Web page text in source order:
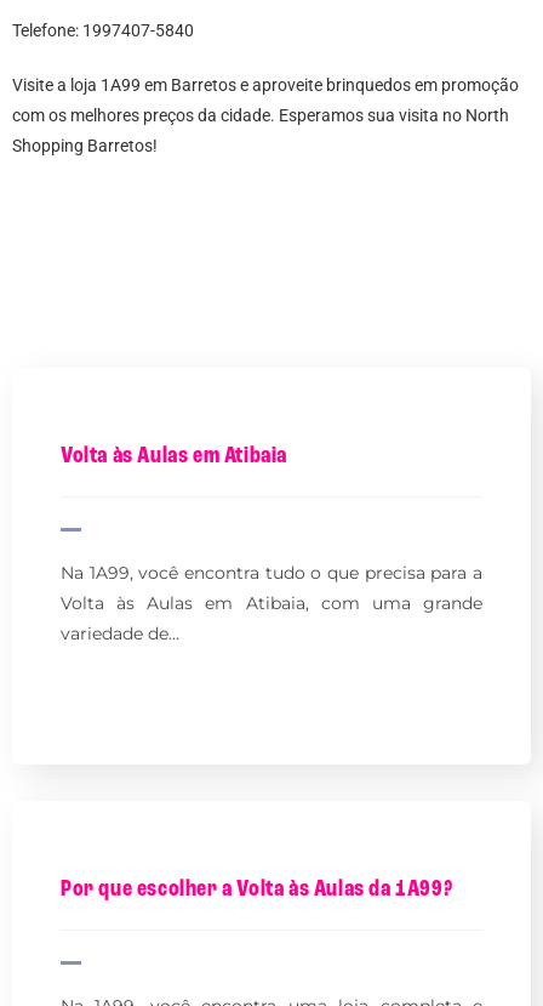
Telefone: 1997407-5840
Visite a loja 1A99 em Barretos e aproveite brinquedos em promoção
com os melhores preços da cidade. Esperamos sua visita no North
Shopping Barretos!
Volta às Aulas em Atibaia
Na 1A99, você encontra tudo o que precisa para a
Volta às Aulas em Atibaia, com uma grande
variedade de…
Por que escolher a Volta às Aulas da 1A99?